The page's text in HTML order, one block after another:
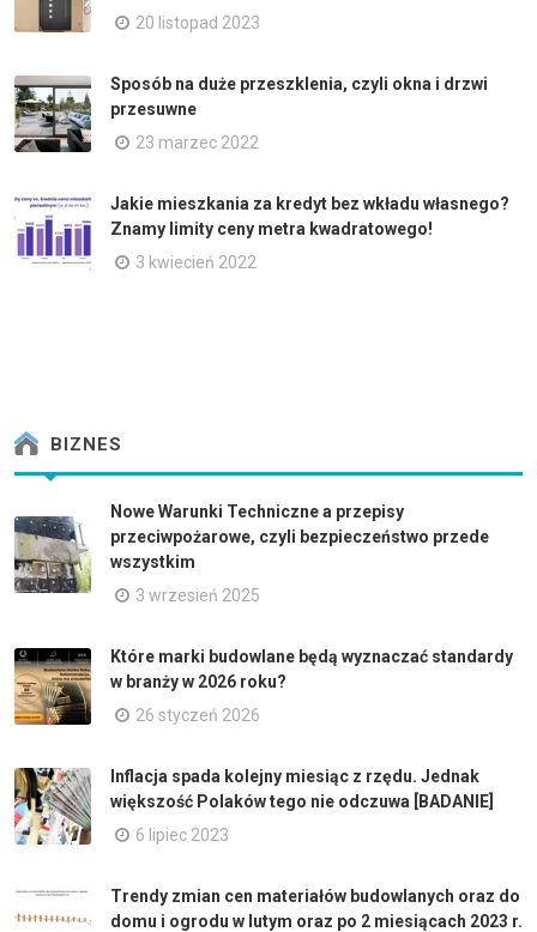
20 listopad 2023
Sposób na duże przeszklenia, czyli okna i drzwi
przesuwne
23 marzec 2022
Jakie mieszkania za kredyt bez wkładu własnego?
Znamy limity ceny metra kwadratowego!
3 kwiecień 2022
BIZNES
Nowe Warunki Techniczne a przepisy
przeciwpożarowe, czyli bezpieczeństwo przede
wszystkim
3 wrzesień 2025
Które marki budowlane będą wyznaczać standardy
w branży w 2026 roku?
26 styczeń 2026
Inflacja spada kolejny miesiąc z rzędu. Jednak
większość Polaków tego nie odczuwa [BADANIE]
6 lipiec 2023
Trendy zmian cen materiałów budowlanych oraz do
domu i ogrodu w lutym oraz po 2 miesiącach 2023 r.